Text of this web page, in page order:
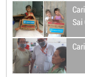
Sai